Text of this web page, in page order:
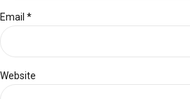
Email *
Website